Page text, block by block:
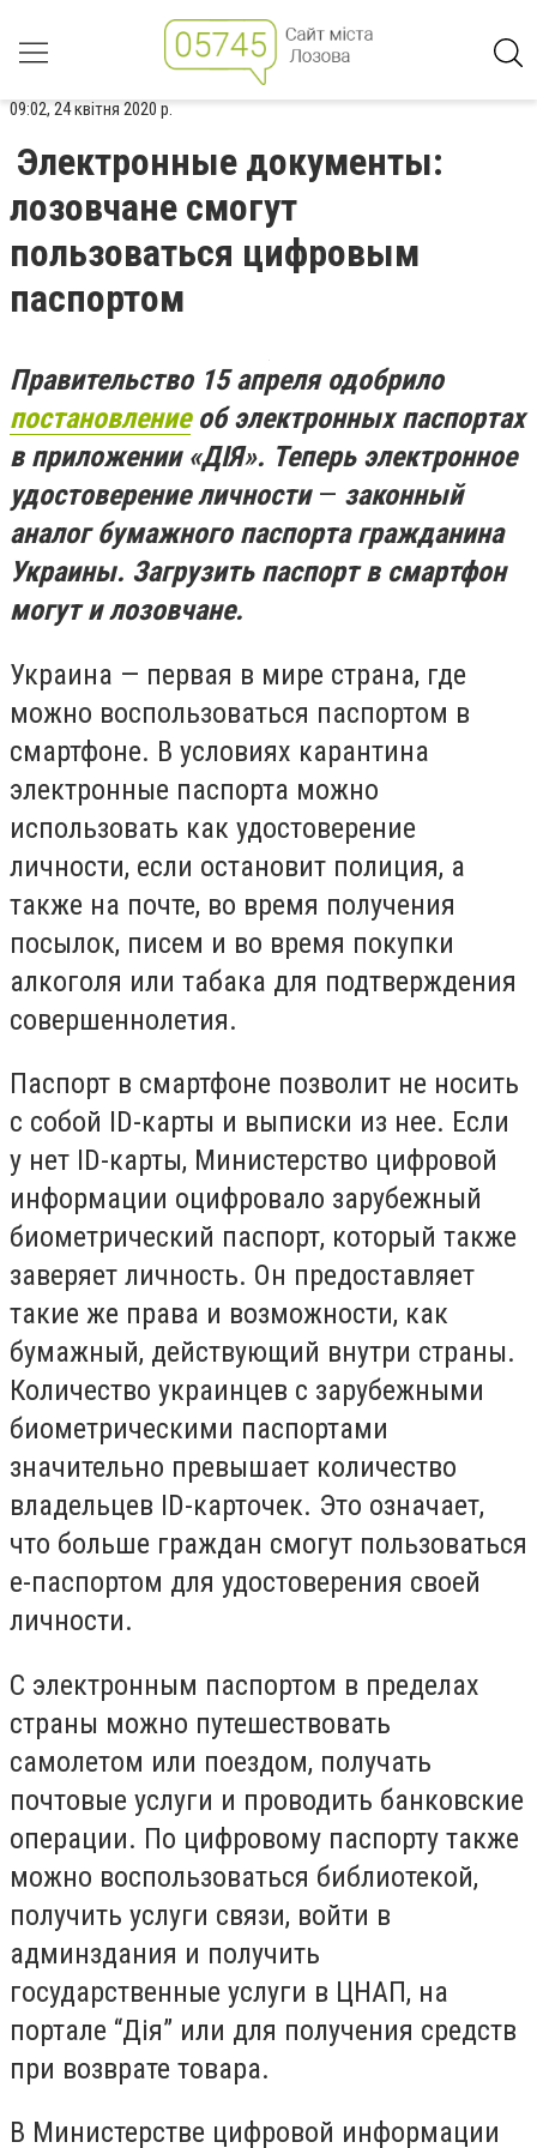
09:02, 24 квітня 2020 р.
Электронные документы:
лозовчане смогут
пользоваться цифровым
паспортом
Правительство 15 апреля одобрило
постановлениеоб электронных паспортах
в приложении «ДІЯ». Теперь электронное
удостоверение личности — законный
аналог бумажного паспорта гражданина
Украины. Загрузить паспорт в смартфон
могут и лозовчане.
Украина — первая в мире страна, где
можно воспользоваться паспортом в
смартфоне. В условиях карантина
электронные паспорта можно
использовать как удостоверение
личности, если остановит полиция, а
также на почте, во время получения
посылок, писем и во время покупки
алкоголя или табака для подтверждения
совершеннолетия.
Паспорт в смартфоне позволит не носить
с собой ID-карты и выписки из нее. Если
у нет ID-карты, Министерство цифровой
информации оцифровало зарубежный
биометрический паспорт, который также
заверяет личность. Он предоставляет
такие же права и возможности, как
бумажный, действующий внутри страны.
Количество украинцев с зарубежными
биометрическими паспортами
значительно превышает количество
владельцев ID-карточек. Это означает,
что больше граждан смогут пользоваться
е-паспортом для удостоверения своей
личности.
С электронным паспортом в пределах
страны можно путешествовать
самолетом или поездом, получать
почтовые услуги и проводить банковские
операции. По цифровому паспорту также
можно воспользоваться библиотекой,
получить услуги связи, войти в
админздания и получить
государственные услуги в ЦНАП, на
портале “Дія” или для получения средств
при возврате товара.
В Министерстве цифровой информации